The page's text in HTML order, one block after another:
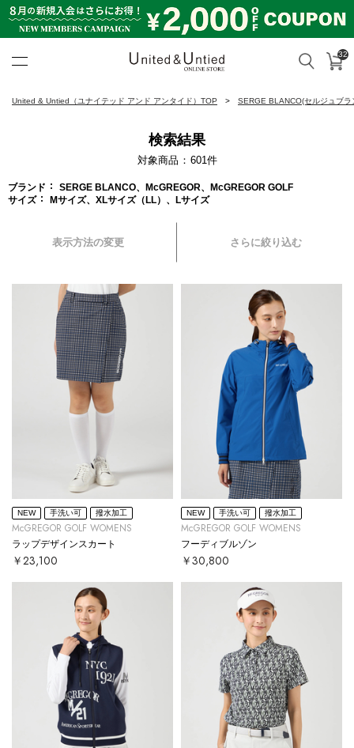
検索 カ
32
United & Untied（ユナイテッド アンド アンタイド）TOP SERGE BLANCO(セルジュブ
検索結果
対象商品 601 件
ブランド
SERGE BLANCO、McGREGOR、McGREGOR GOLF
サイズ
Mサイズ、XLサイズ（LL）、Lサイズ
表示方法の変更 さらに絞り込む
NEW 手洗い可 撥水加工
McGREGOR GOLF WOMENS
ラップデザインスカート
￥23,100
NEW 手洗い可 撥水加工
McGREGOR GOLF WOMENS
フーディブルゾン
￥30,800